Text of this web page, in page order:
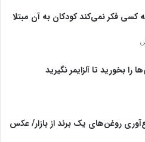
کسی فکر نمی‌کند کودکان به آن مبتلا
را بخورید تا آلزایمر نگیرید
روغن‌های یک برند از بازار/ عکس